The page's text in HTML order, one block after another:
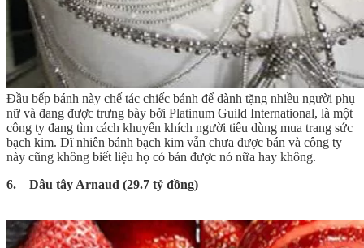
Đầu bếp bánh này chế tác chiếc bánh để dành tặng nhiều người phụ
nữ và đang được trưng bày bởi Platinum Guild International, là một
công ty đang tìm cách khuyến khích người tiêu dùng mua trang sức
bạch kim. Dĩ nhiên bánh bạch kim vẫn chưa được bán và công ty
này cũng không biết liệu họ có bán được nó nữa hay không.
6. Dâu tây Arnaud (29.7 tỷ đồng)